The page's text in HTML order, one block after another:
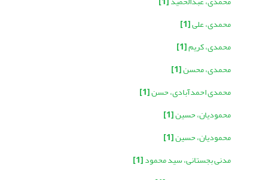
محمدی، علی[1]
محمدی، کریم[1]
محمدی، محسن[1]
محمدی احمدآبادی، حسن[1]
محمودیان، حسین[1]
محمودیان، حسین[1]
مدنی بجستانی، سید محمود[1]